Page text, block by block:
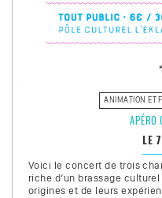
ANIMATION ET
APÉRO
LE
Voici le concert de trois
riche d’un brassage
origines et de leurs